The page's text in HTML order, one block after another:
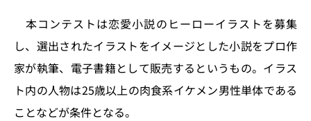
本コンテストは恋愛小説のヒーローイラストを募集
し、選出されたイラストをイメージとした小説をプロ作
家が執筆、電子書籍として販売するというもの。イラス
ト内の人物は25歳以上の肉食系イケメン男性単体である
ことなどが条件となる。